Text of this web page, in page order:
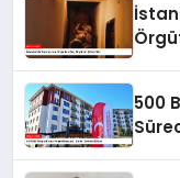
500